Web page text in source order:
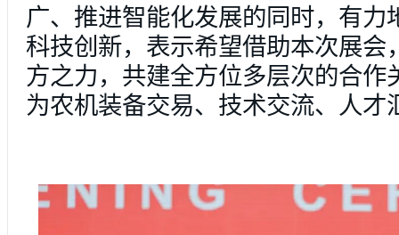
广、推进智能化发展的同时，有力
科技创新，表示希望借助本次展会
方之力，共建全方位多层次的合作
为农机装备交易、技术交流、人才